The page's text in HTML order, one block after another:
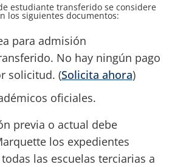
estudiante transferido se considere
los siguientes documentos:
para admisión
No hay ningún pago
solicitud. (Solicita ahora)
oficiales.
previa o actual debe
los expedientes
las escuelas terciarias a